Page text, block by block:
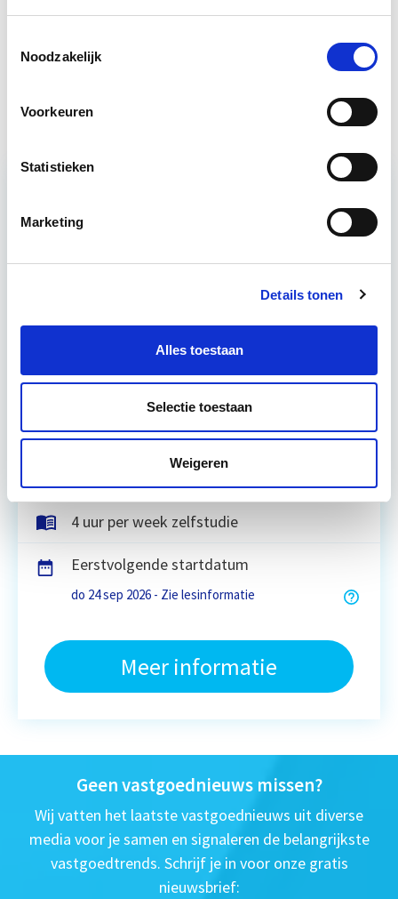
Noodzakelijk
Voorkeuren
Statistieken
Marketing
Details tonen
Alles toestaan
Selectie toestaan
Weigeren
Verduurzaming Vastgoed en
Circulair bouwen is de toekomst. Letterlijk, want in
2050 wil de Nederlandse overheid dat de
bouweconomie volledig circulair is. Dit betekent
Utrecht of online
4 uur per week zelfstudie
Eerstvolgende startdatum
do 24 sep 2026 - Zie lesinformatie
Meer informatie
Geen vastgoednieuws missen?
Wij vatten het laatste vastgoednieuws uit diverse
media voor je samen en signaleren de belangrijkste
vastgoedtrends. Schrijf je in voor onze gratis
nieuwsbrief: